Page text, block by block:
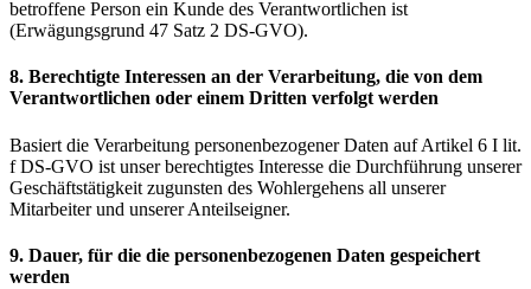
betroffene Person ein Kunde des Verantwortlichen ist
(Erwägungsgrund 47 Satz 2 DS-GVO).
8. Berechtigte Interessen an der Verarbeitung, die von dem
Verantwortlichen oder einem Dritten verfolgt werden
Basiert die Verarbeitung personenbezogener Daten auf Artikel 6 I lit.
f DS-GVO ist unser berechtigtes Interesse die Durchführung unserer
Geschäftstätigkeit zugunsten des Wohlergehens all unserer
Mitarbeiter und unserer Anteilseigner.
9. Dauer, für die die personenbezogenen Daten gespeichert
werden